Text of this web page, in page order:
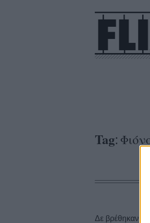
Tag:
Δε βρέθηκαν